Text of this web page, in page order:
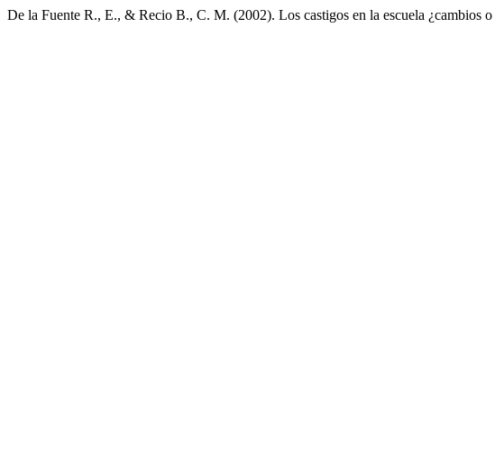
De la Fuente R., E., & Recio B., C. M. (2002). Los castigos en la escuela ¿cambios o